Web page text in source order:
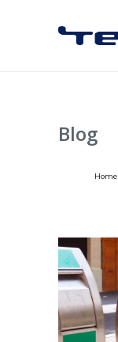
Blog
Home